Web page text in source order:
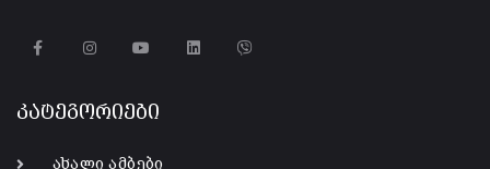
კატეგორიები
ახალი ამბები